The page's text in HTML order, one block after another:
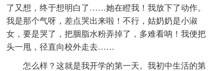
了又想，终于想明白了……她在瞪我！我放下了动作。
我是那个气呀，差点哭出来啦！不行，姑奶奶是小淑
女，要是哭了，把胭脂水粉弄掉了，多难看呐！我便把
头一甩，径直向校外走去……
怎么样？这就是我开学的第一天。我初中生活的第